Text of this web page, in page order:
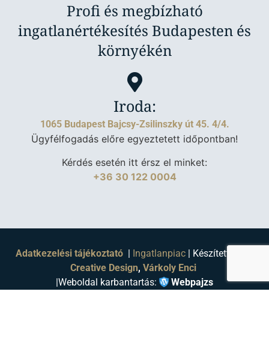
Profi és megbízható
ingatlanértékesítés Budapesten és
környékén
Iroda:
1065 Budapest Bajcsy-Zsilinszky út 45. 4/4.
Ügyfélfogadás előre egyeztetett időpontban!
Kérdés esetén itt érsz el minket:
+36 30 122 0004
Adatkezelési tájékoztató Ingatlanpiac | Készítette:
Creative Design, Várkoly Enci
Weboldal karbantartás:
Webpajzs